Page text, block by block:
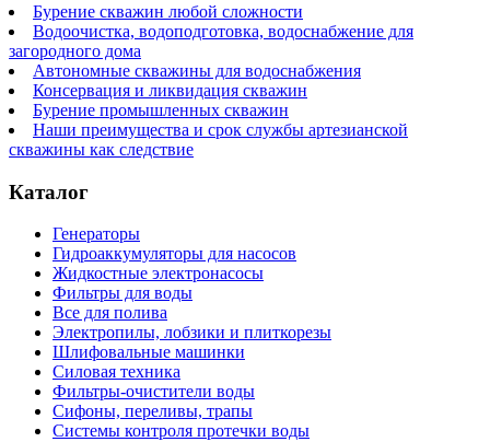
Бурение скважин любой сложности
Водоочистка, водоподготовка, водоснабжение для
загородного дома
Автономные скважины для водоснабжения
Консервация и ликвидация скважин
Бурение промышленных скважин
Наши преимущества и срок службы артезианской
скважины как следствие
Каталог
Генераторы
Гидроаккумуляторы для насосов
Жидкостные электронасосы
Фильтры для воды
Все для полива
Электропилы, лобзики и плиткорезы
Шлифовальные машинки
Силовая техника
Фильтры-очистители воды
Сифоны, переливы, трапы
Системы контроля протечки воды